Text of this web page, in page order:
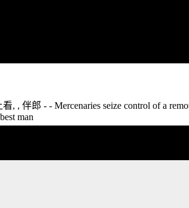
, , 伴郎 - - Mercenaries seize control of a
man